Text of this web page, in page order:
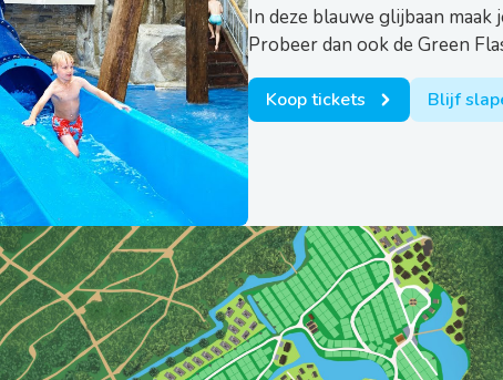
In deze blauwe glijbaan maak
Probeer dan ook de Green
Koop tickets Blijf